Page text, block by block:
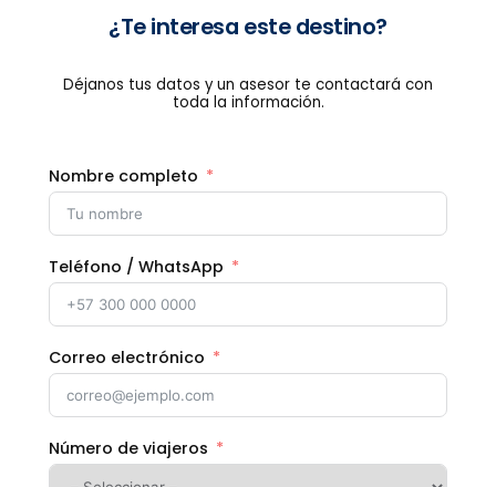
¿Te interesa este destino?
Déjanos tus datos y un asesor te contactará con
toda la información.
Nombre completo
Teléfono / WhatsApp
Correo electrónico
Número de viajeros